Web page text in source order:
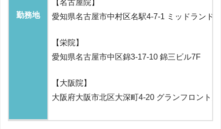
勤務地
【名古屋院】
愛知県名古屋市中村区名駅4-7-1 ミッドランド
【栄院】
愛知県名古屋市中区錦3-17-10 錦三ビル7F
【大阪院】
大阪府大阪市北区大深町4-20 グランフロント